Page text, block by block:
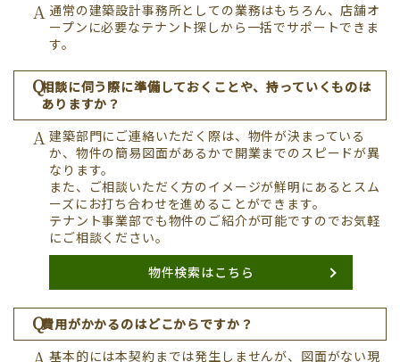
通常の建築設計事務所としての業務はもちろん、店舗オ
ープンに必要なテナント探しから一括でサポートできま
す。
相談に伺う際に準備しておくことや、持っていくものは
ありますか？
建築部門にご連絡いただく際は、物件が決まっている
か、物件の簡易図面があるかで開業までのスピードが異
なります。
また、ご相談いただく方のイメージが鮮明にあるとスム
ーズにお打ち合わせを進めることができます。
テナント事業部でも物件のご紹介が可能ですのでお気軽
にご相談ください。
物件検索はこちら
費用がかかるのはどこからですか？
基本的には本契約までは発生しませんが、図面がない現